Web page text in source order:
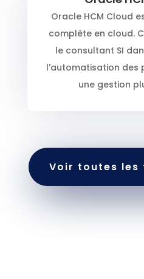
Oracle HCM Cloud
complète en cloud.
le consultant SI
l'automatisation des
une gestion
Voir toutes les